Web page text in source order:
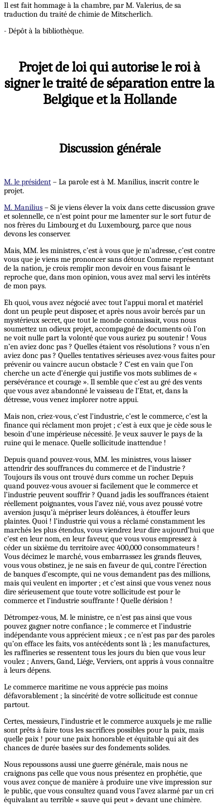
Il est fait hommage à la chambre, par M. Valerius, de sa
traduction du traité de chimie de Mitscherlich.
- Dépôt à la bibliothèque.
Projet de loi qui autorise le roi à
signer le traité de séparation entre la
Belgique et la Hollande
Discussion générale
M. le président – La parole est à M. Manilius, inscrit contre le
projet.
M. Manilius – Si je viens élever la voix dans cette discussion grave
et solennelle, ce n’est point pour me lamenter sur le sort futur de
nos frères du Limbourg et du Luxembourg, parce que nous
devons les conserver.
Mais, MM. les ministres, c’est à vous que je m’adresse, c’est contre
vous que je viens me prononcer sans détour. Comme représentant
de la nation, je crois remplir mon devoir en vous faisant le
reproche que, dans mon opinion, vous avez mal servi les intérêts
de mon pays.
Eh quoi, vous avez négocié avec tout l’appui moral et matériel
dont un peuple peut disposer, et après nous avoir bercés par un
mystérieux secret, que tout le monde connaissait, vous nous
soumettez un odieux projet, accompagné de documents où l’on
ne voit nulle part la volonté que vous auriez pu soutenir ! Vous
n’en aviez donc pas ? Quelles étaient vos résolutions ? vous n’en
aviez donc pas ? Quelles tentatives sérieuses avez-vous faites pour
prévenir ou vaincre aucun obstacle ? C'est en vain que l’on
cherche un acte d’énergie qui justifie vos mots sublimes de «
persévérance et courage ». Il semble que c’est au gré des vents
que vous avez abandonné le vaisseau de l’Etat, et, dans la
détresse, vous venez implorer notre appui.
Mais non, criez-vous, c’est l’industrie, c’est le commerce, c’est la
finance qui réclament mon projet ; c’est à eux que je cède sous le
besoin d’une impérieuse nécessité. Je veux sauver le pays de la
ruine qui le menace. Quelle sollicitude inattendue !
Depuis quand pouvez-vous, MM. les ministres, vous laisser
attendrir des souffrances du commerce et de l’industrie ?
Toujours ils vous ont trouvé durs comme un rocher. Depuis
quand pouvez-vous avouer si facilement que le commerce et
l’industrie peuvent souffrir ? Quand jadis les souffrances étaient
réellement poignantes, vous l’avez nié, vous avez poussé votre
aversion jusqu’à mépriser leurs doléances, à étouffer leurs
plaintes. Quoi ! l’industrie qui vous a réclamé constamment les
marchés les plus étendus, vous viendrez leur dire aujourd’hui que
c’est en leur nom, en leur faveur, que vous vous empressez à
céder un sixième du territoire avec 400,000 consommateurs !
Vous décimez le marché, vous embarrassez les grands fleuves,
vous vous obstinez, je ne sais en faveur de qui, contre l’érection
de banques d’escompte, qui ne vous demandent pas des millions,
mais qui veulent en importer ; et c’est ainsi que vous venez nous
dire sérieusement que toute votre sollicitude est pour le
commerce et l’industrie souffrante ! Quelle dérision !
Détrompez-vous, M. le ministre, ce n’est pas ainsi que vous
pouvez gagner notre confiance ; le commerce et l’industrie
indépendante vous apprécient mieux ; ce n’est pas par des paroles
qu’on efface les faits, vos antécédents sont là ; les manufactures,
les raffineries se ressentent tous les jours du bien que vous leur
voulez ; Anvers, Gand, Liége, Verviers, ont appris à vous connaître
à leurs dépens.
Le commerce maritime ne vous apprécie pas moins
défavorablement ; la sincérité de votre sollicitude est connue
partout.
Certes, messieurs, l’industrie et le commerce auxquels je me rallie
sont prêts à faire tous les sacrifices possibles pour la paix, mais
quelle paix ! pour une paix honorable et équitable qui ait des
chances de durée basées sur des fondements solides.
Nous repoussons aussi une guerre générale, mais nous ne
craignons pas celle que vous nous présentez en prophétie, que
vous avez conçue de manière à produire une vive impression sur
le public, que vous consultez quand vous l’avez alarmé par un cri
équivalant au terrible « sauve qui peut » devant une chimère.